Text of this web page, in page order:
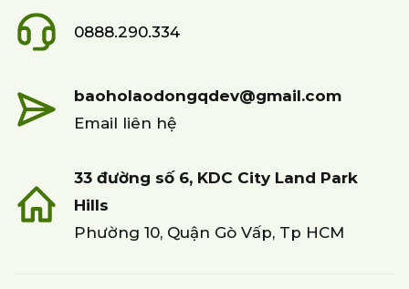
0888.290.334
baoholaodongqdev@gmail.com
Email liên hệ
33 đường số 6, KDC City Land Park
Hills
Phường 10, Quận Gò Vấp, Tp HCM